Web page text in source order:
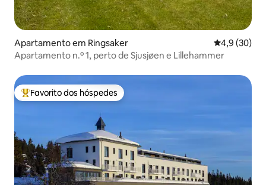
Apartamento em Ringsaker
4,9 (30)
Apartamento n.º 1, perto de Sjusjøen e Lillehammer
Favoritos dos hóspedes mais apreciados
Favorito dos hóspedes